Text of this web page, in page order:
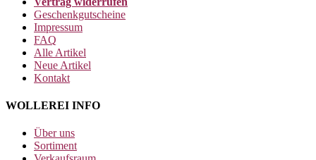
Geschenkgutscheine
Impressum
FAQ
Alle Artikel
Neue Artikel
Kontakt
WOLLEREI INFO
Über uns
Sortiment